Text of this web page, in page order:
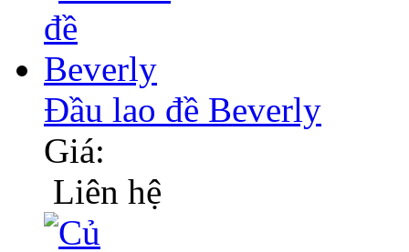
Đầu lao đề Beverly
Giá:
Liên hệ